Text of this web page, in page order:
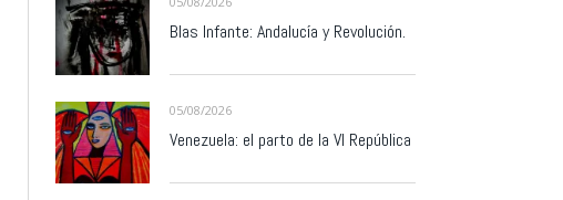
Blas Infante: Andalucía y Revolución.
05/08/2026
Venezuela: el parto de la VI República